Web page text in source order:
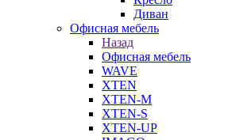
Диван
Офисная мебель
Назад
Офисная мебель
WAVE
XTEN
XTEN-M
XTEN-S
XTEN-UP